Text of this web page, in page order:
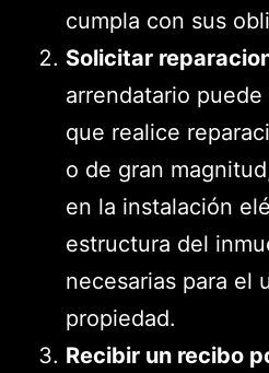
cumpla con sus
Solicitar
arrendatario
que realice
o de gran
en la instalación
estructura del
necesarias para el
propiedad.
Recibir un recibo